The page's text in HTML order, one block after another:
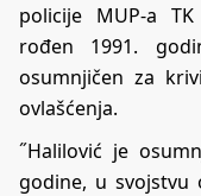
policije MUP-a
rođen 1991.
osumnjičen za
ovlašćenja.
˝Halilović je
godine, u svojstvu